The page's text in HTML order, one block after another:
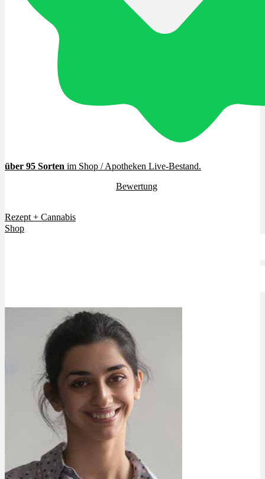
Medizinisches Cannabis
Cannabinoide
THC
Studien
Bewertungen
News
App
Newsletter
über 95 Sorten im Shop / Apotheken Live-Bestand.
Bewertung
Rezept + Cannabis
Shop